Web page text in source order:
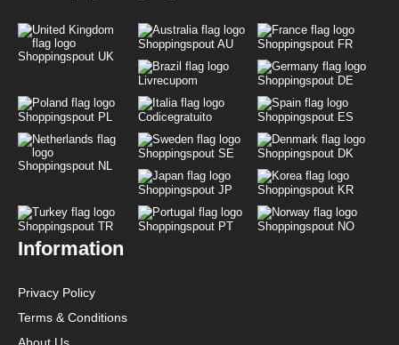
Shoppingspout UK
Shoppingspout AU Shoppingspout FR
Livrecupom Shoppingspout DE
Shoppingspout PL Codicegratuito Shoppingspout ES
Shoppingspout NL
Shoppingspout SE Shoppingspout DK
Shoppingspout JP Shoppingspout KR
Shoppingspout TR Shoppingspout PT Shoppingspout NO
Information
Privacy Policy
Terms & Conditions